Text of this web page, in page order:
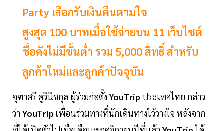
Party เลือกรับเงินคืนตามใจ
สูงสุด 100 บาทเมื่อใช้จ่ายบน 11 เว็บไซต์
ชื่อดังไม่มีขั้นต่ำ รวม 5,000 สิทธิ์ สำหรับ
ลูกค้าใหม่และลูกค้าปัจจุบัน
จุฑาศรี คูวินิชกุล ผู้ร่วมก่อตั้ง YouTrip ประเทศไทย กล่าว
ว่า YouTrip เพื่อนร่วมทางที่นักเดินทางไว้วางใจ หลังจาก